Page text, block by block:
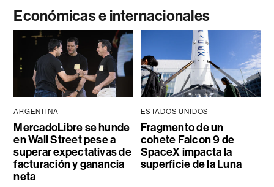
Económicas e internacionales
ARGENTINA
MercadoLibre se hunde
en Wall Street pese a
superar expectativas de
facturación y ganancia
neta
ESTADOS UNIDOS
Fragmento de un
cohete Falcon 9 de
SpaceX impacta la
superficie de la Luna